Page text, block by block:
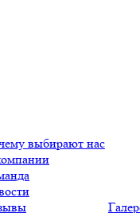
выбирают нас